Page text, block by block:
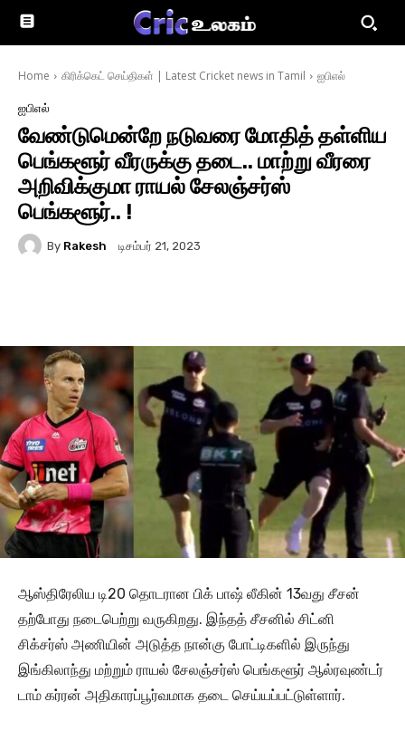
Home கிரிக்கெட் செய்திகள் | Latest Cricket news in Tamil ஐபிஎல்
ஐபிஎல்
வேண்டுமென்றே நடுவரை மோதித் தள்ளிய
பெங்களூர் வீரருக்கு தடை.. மாற்று வீரரை
அறிவிக்குமா ராயல் சேலஞ்சர்ஸ்
பெங்களூர்.. !
By Rakesh டிசம்பர் 21, 2023
ஆஸ்திரேலிய டி20 தொடரான பிக் பாஷ் லீகின் 13வது சீசன்
தற்போது நடைபெற்று வருகிறது. இந்தத் சீசனில் சிட்னி
சிக்சர்ஸ் அணியின் அடுத்த நான்கு போட்டிகளில் இருந்து
இங்கிலாந்து மற்றும் ராயல் சேலஞ்சர்ஸ் பெங்களூர் ஆல்ரவுண்டர்
டாம் கர்ரன் அதிகாரப்பூர்வமாக தடை செய்யப்பட்டுள்ளார்.